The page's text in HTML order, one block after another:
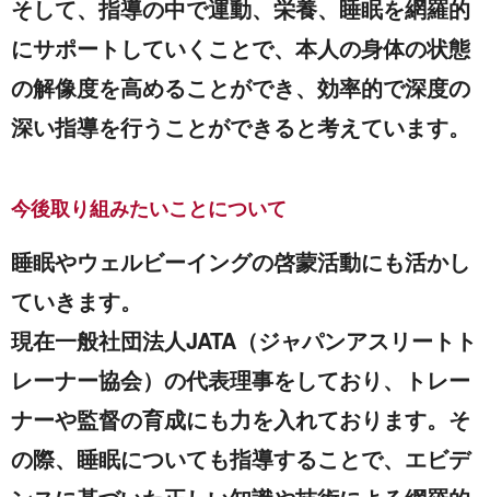
そして、指導の中で運動、栄養、睡眠を網羅的
にサポートしていくことで、本人の身体の状態
の解像度を高めることができ、効率的で深度の
深い指導を行うことができると考えています。
今後取り組みたいことについて
睡眠やウェルビーイングの啓蒙活動にも活かし
ていきます。
現在一般社団法人JATA（ジャパンアスリートト
レーナー協会）の代表理事をしており、トレー
ナーや監督の育成にも力を入れております。そ
の際、睡眠についても指導することで、エビデ